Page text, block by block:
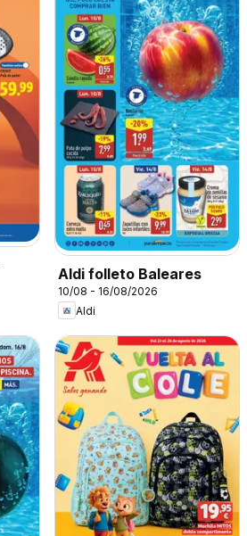
Aldi folleto Baleares
10/08 - 16/08/2026
Aldi